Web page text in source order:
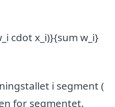
cdot x_i)}{sum w_i}
i segment (
for segmentet.